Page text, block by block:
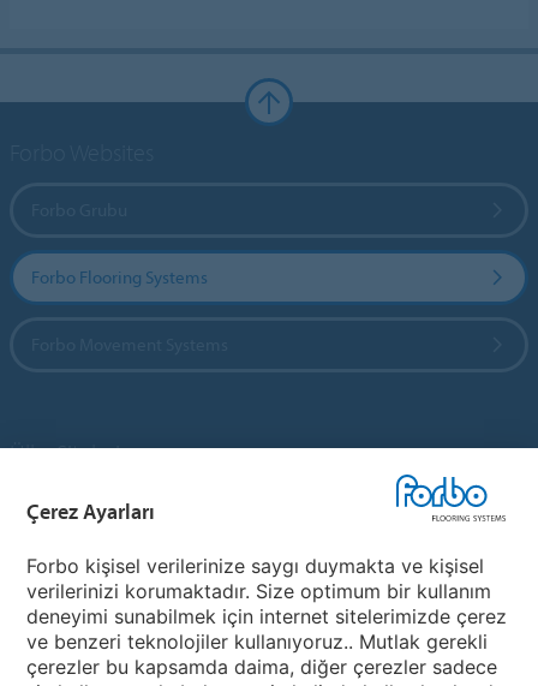
Forbo Flooring Systems
Ülke Siteleri
Ülkenizi Seçin
My Forbo
Ürünler
Çerez Ayarları
Forbo kişisel verilerinize saygı duymakta ve kişisel
verilerinizi korumaktadır. Size optimum bir kullanım
deneyimi sunabilmek için internet sitelerimizde çerez
ve benzeri teknolojiler kullanıyoruz.. Mutlak gerekli
çerezler bu kapsamda daima, diğer çerezler sadece